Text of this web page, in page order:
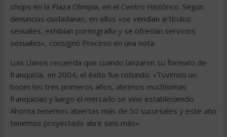
shops en la Plaza Olimpia, en el Centro Histórico. Según
denuncias ciudadanas, en ellos «se vendían artículos
sexuales, exhibían pornografía y se ofrecían servicios
sexuales», consignó Proceso en una nota.
Luis Llanos recuerda que cuando lanzaron su formato de
franquicia, en 2004, el éxito fue rotundo. «Tuvimos un
boom los tres primeros años, abrimos muchísimas
franquicias y luego el mercado se vino estableciendo.
Ahorita tenemos abiertas más de 50 sucursales y este año
tenemos proyectado abrir seis más».